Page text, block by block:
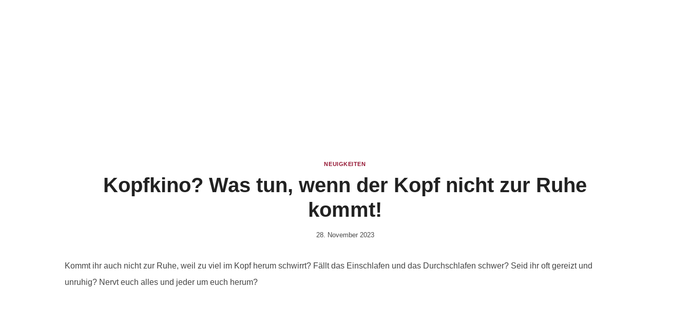
NEUIGKEITEN
Kopfkino? Was tun, wenn der Kopf nicht zur Ruhe
kommt!
Von
28. November 2023
Kommt ihr auch nicht zur Ruhe, weil zu viel im Kopf herum schwirrt? Fällt das Einschlafen und das Durchschlafen schwer? Seid ihr oft gereizt und
unruhig? Nervt euch alles und jeder um euch herum?